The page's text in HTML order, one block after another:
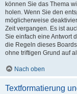
können Sie das Thema
holen. Wenn Sie den
möglicherweise
Zeit vergangen. Es ist
Sie einfach eine Antwort
die Regeln dieses
ohne triftigen Grund auf
Nach oben
Textformatierung